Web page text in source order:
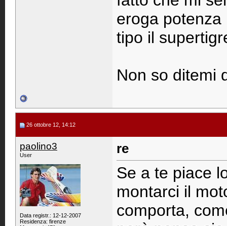
eroga
tipo il
Non so ditemi
26 ottobre 12, 14:12
paolino3
User
Data registr.: 12-12-2007
Residenza: firenze
re
Se a te piace
montarci il
comporta,